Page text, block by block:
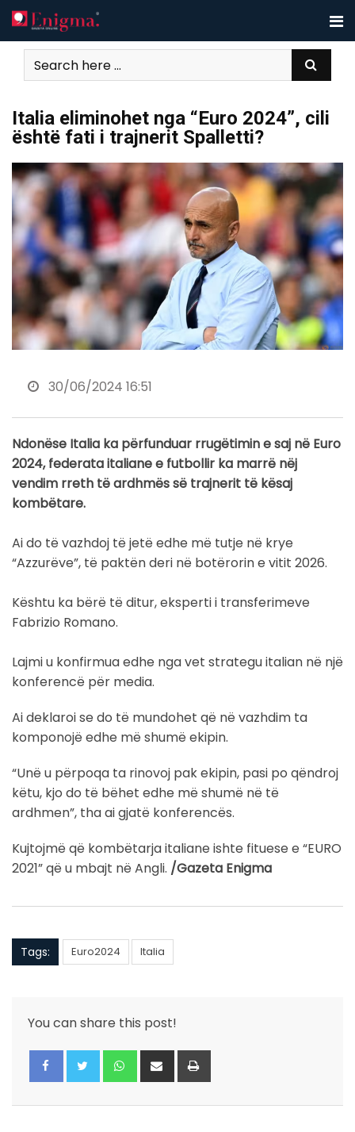
Skip
to
content
Italia eliminohet nga “Euro 2024”, cili
është fati i trajnerit Spalletti?
30/06/2024 16:51
Ndonëse Italia ka përfunduar rrugëtimin e saj në Euro
2024, federata italiane e futbollir ka marrë nëj
vendim rreth të ardhmës së trajnerit të kësaj
kombëtare.
Ai do të vazhdoj të jetë edhe më tutje në krye
“Azzurëve”, të paktën deri në botërorin e vitit 2026.
Kështu ka bërë të ditur, eksperti i transferimeve
Fabrizio Romano.
Lajmi u konfirmua edhe nga vet strategu italian në një
konferencë për media.
Ai deklaroi se do të mundohet që në vazhdim ta
komponojë edhe më shumë ekipin.
“Unë u përpoqa ta rinovoj pak ekipin, pasi po qëndroj
këtu, kjo do të bëhet edhe më shumë në të
ardhmen”, tha ai gjatë konferencës.
Kujtojmë që kombëtarja italiane ishte fituese e “EURO
2021” që u mbajt në Angli. /Gazeta Enigma
Tags: Euro2024 Italia
You can share this post!
Whatsapp
Share
via